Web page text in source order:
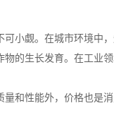
小觑。在城市环境中
的生长发育。在工业
和性能外，价格也是